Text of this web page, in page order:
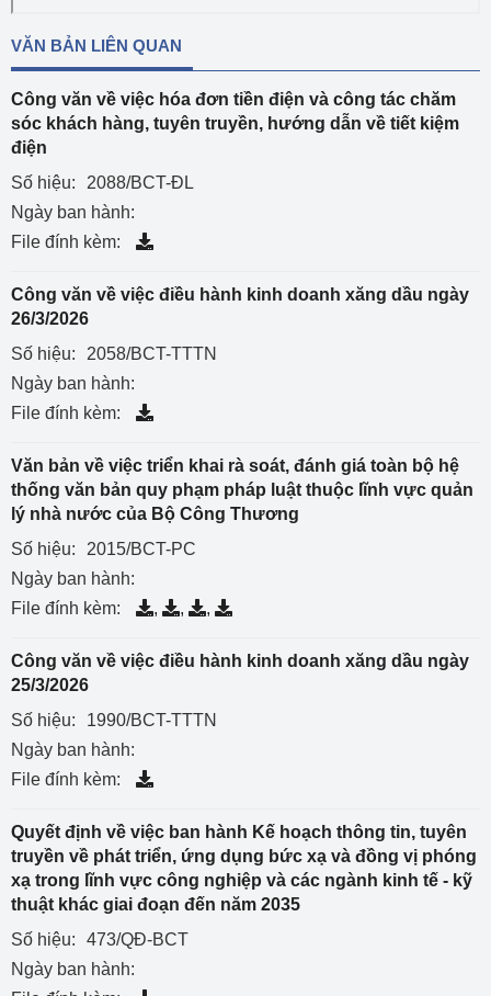
VĂN BẢN LIÊN QUAN
Công văn về việc hóa đơn tiền điện và công tác chăm
sóc khách hàng, tuyên truyền, hướng dẫn về tiết kiệm
điện
Số hiệu:
2088/BCT-ĐL
Ngày ban hành:
File đính kèm:
Công văn về việc điều hành kinh doanh xăng dầu ngày
26/3/2026
Số hiệu:
2058/BCT-TTTN
Ngày ban hành:
File đính kèm:
Văn bản về việc triển khai rà soát, đánh giá toàn bộ hệ
thống văn bản quy phạm pháp luật thuộc lĩnh vực quản
lý nhà nước của Bộ Công Thương
Số hiệu:
2015/BCT-PC
Ngày ban hành:
File đính kèm:
, , ,
Công văn về việc điều hành kinh doanh xăng dầu ngày
25/3/2026
Số hiệu:
1990/BCT-TTTN
Ngày ban hành:
File đính kèm:
Quyết định về việc ban hành Kế hoạch thông tin, tuyên
truyền về phát triển, ứng dụng bức xạ và đồng vị phóng
xạ trong lĩnh vực công nghiệp và các ngành kinh tế - kỹ
thuật khác giai đoạn đến năm 2035
Số hiệu:
473/QĐ-BCT
Ngày ban hành: